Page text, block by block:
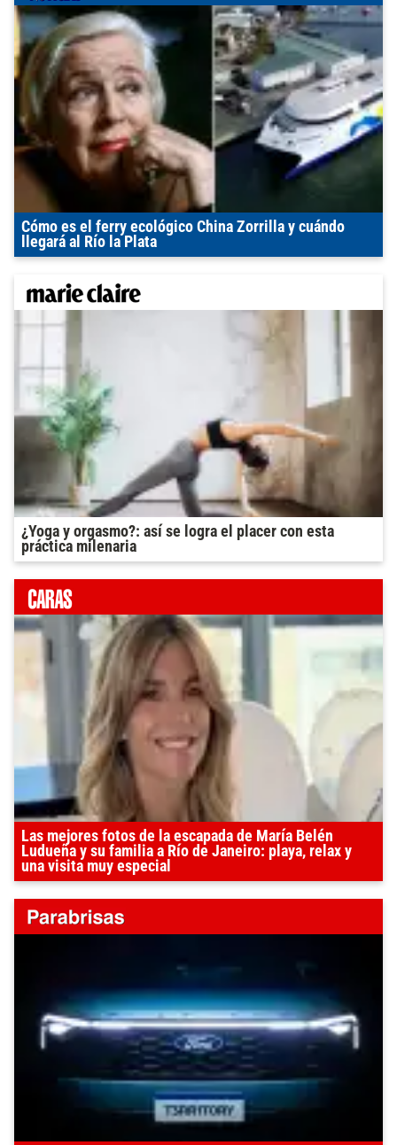
Cómo es el ferry ecológico China Zorrilla y cuándo
llegará al Río la Plata
¿Yoga y orgasmo?: así se logra el placer con esta
práctica milenaria
Las mejores fotos de la escapada de María Belén
Ludueña y su familia a Río de Janeiro: playa, relax y
una visita muy especial